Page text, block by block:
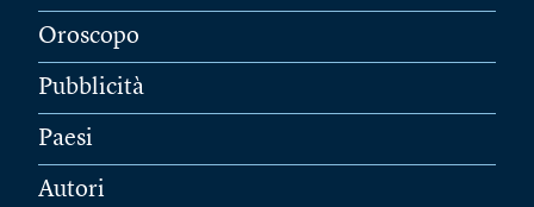
Oroscopo
Pubblicità
Paesi
Autori